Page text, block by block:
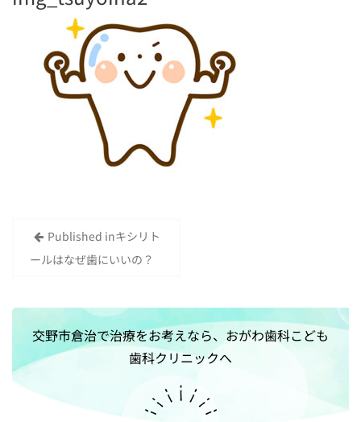
投
稿
ビ
ゲ
ー
シ
Published inキシリト
ールはなぜ歯にいいの？
交野市倉治で治療をお考えなら、おがわ歯科こども
歯科クリニックへ